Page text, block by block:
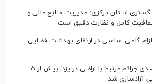
استان مرکزی: مدیریت منابع مالی و
شفافیت کامل و نظارت دقیق است
گامی اساسی در ارتقای بهداشت قضایی
کاهش ۱۰ درصدی جرائم مرتبط با اراضی در یزد/ بیش از ۵
آزادسازی شد